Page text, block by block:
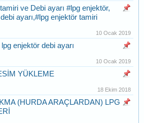
ve Debi ayarı #lpg enjektör,
ayarı,#lpg enjektör tamiri
10 Ocak 2019
enjektör debi ayarı
10 Ocak 2019
YÜKLEME
18 Ekim 2018
(HURDA ARAÇLARDAN) LPG